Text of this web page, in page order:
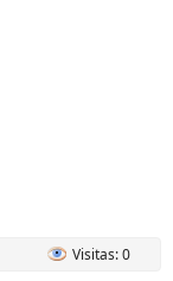
Visitas: 0